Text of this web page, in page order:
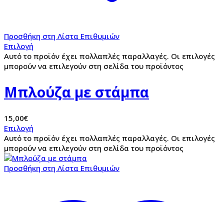
Προσθήκη στη Λίστα Επιθυμιών
Επιλογή
Αυτό το προϊόν έχει πολλαπλές παραλλαγές. Οι επιλογές
μπορούν να επιλεγούν στη σελίδα του προϊόντος
Μπλούζα με στάμπα
15,00€
Επιλογή
Αυτό το προϊόν έχει πολλαπλές παραλλαγές. Οι επιλογές
μπορούν να επιλεγούν στη σελίδα του προϊόντος
Προσθήκη στη Λίστα Επιθυμιών